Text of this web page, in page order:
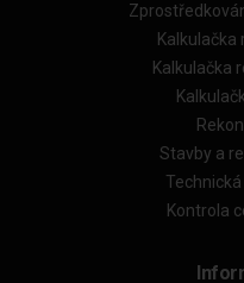
Kalkulačka
Stavby a
Kontrola